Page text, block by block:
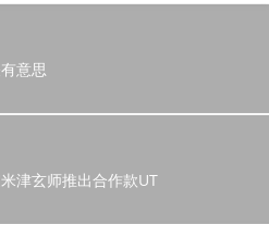
意思
津玄师推出合作款UT